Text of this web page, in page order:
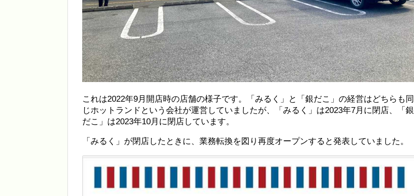
これは2022年9月開店時の店舗の様子です。「みるく」と「銀だこ」の経営はどちらも同
じホットランドという会社が運営していましたが、「みるく」は2023年7月に閉店、「銀
だこ」は2023年10月に閉店しています。
「みるく」が閉店したときに、業務転換を図り再度オープンすると発表していました。